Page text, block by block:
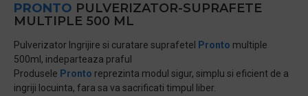
PRONTO PULVERIZATOR-SUPRAFETE
MULTIPLE 500 ML
Pulverizator Ingrijire si curatare suprafetel Pronto multiple
500ml, indeparteaza praful
Produsele Pronto reprezinta modul sigur, simplu si eficient de a
ingriji locuinta, fara sa va sacrificati timpul liber.